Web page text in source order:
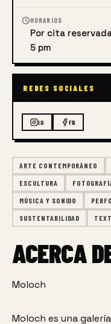
ARTE CONTEMPORÁNEO
ESCULTURA
MÚSICA Y SONIDO
SUSTENTABILIDAD
ACERCA
Moloch
Moloch es una
HORARIOS
Por cita
5 pm
REDES SOCIALES
IG FB